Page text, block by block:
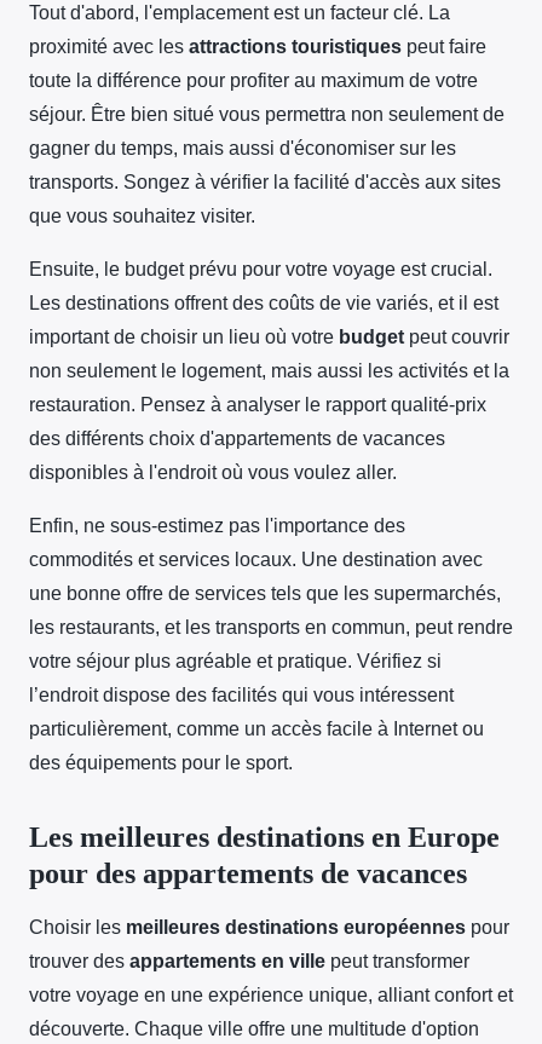
Tout d'abord, l'emplacement est un facteur clé. La
proximité avec les attractions touristiques peut faire
toute la différence pour profiter au maximum de votre
séjour. Être bien situé vous permettra non seulement de
gagner du temps, mais aussi d'économiser sur les
transports. Songez à vérifier la facilité d'accès aux sites
que vous souhaitez visiter.
Ensuite, le budget prévu pour votre voyage est crucial.
Les destinations offrent des coûts de vie variés, et il est
important de choisir un lieu où votre budget peut couvrir
non seulement le logement, mais aussi les activités et la
restauration. Pensez à analyser le rapport qualité-prix
des différents choix d'appartements de vacances
disponibles à l'endroit où vous voulez aller.
Enfin, ne sous-estimez pas l'importance des
commodités et services locaux. Une destination avec
une bonne offre de services tels que les supermarchés,
les restaurants, et les transports en commun, peut rendre
votre séjour plus agréable et pratique. Vérifiez si
l’endroit dispose des facilités qui vous intéressent
particulièrement, comme un accès facile à Internet ou
des équipements pour le sport.
Les meilleures destinations en Europe
pour des appartements de vacances
Choisir les meilleures destinations européennes pour
trouver des appartements en ville peut transformer
votre voyage en une expérience unique, alliant confort et
découverte. Chaque ville offre une multitude d'option